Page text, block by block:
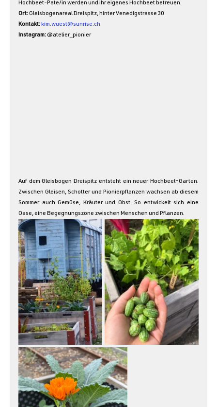
Hochbeet-Pate/in werden und ihr eigenes Hochbeet betreuen.
Ort: Gleisbogenareal Dreispitz, hinter Venedigstrasse 30
Kontakt: kim.wuest@sunrise.ch
Instagram: @atelier_pionier
Auf dem Gleisbogen Dreispitz entsteht ein neuer Hochbeet-Garten.
Zwischen Gleisen, Schotter und Pionierpflanzen wachsen ab diesem
Sommer auch Gemüse, Kräuter und Obst. So entwickelt sich eine
Oase, eine Begegnungszone zwischen Menschen und Pflanzen.